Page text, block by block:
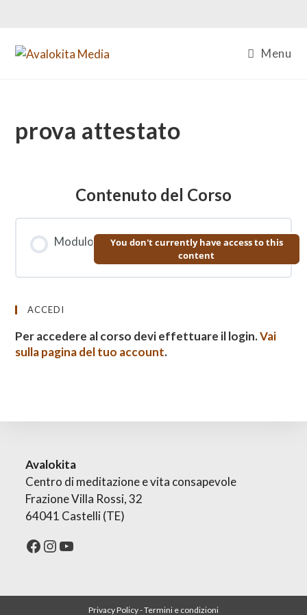
Menu
prova attestato
Contenuto del Corso
Modulo
You don't currently have access to this
content
ACCEDI
Per accedere al corso devi effettuare il login.Vai
sulla pagina del tuo account.
Avalokita
Centro di meditazione e vita consapevole
Frazione Villa Rossi, 32
64041 Castelli (TE)
Facebook
Instagram
YouTube
Privacy Policy-Termini e condizioni